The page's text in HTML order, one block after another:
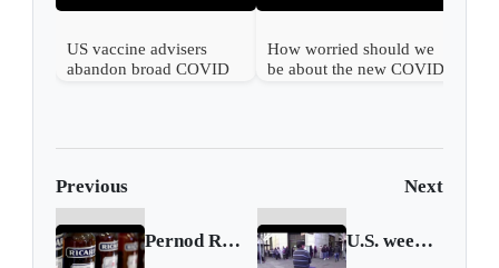
US vaccine advisers
abandon broad COVID
How worried should we
be about the new COVID
Previous Next
Pernod Ricard says sales likely to suffer during second wave U.S. weekly jobless claims push lower